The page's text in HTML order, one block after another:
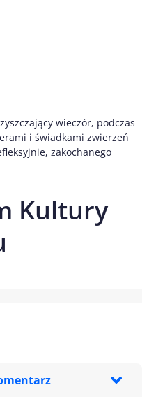
wieczór, podczas
i świadkami zwierzeń
zakochanego
Kultury